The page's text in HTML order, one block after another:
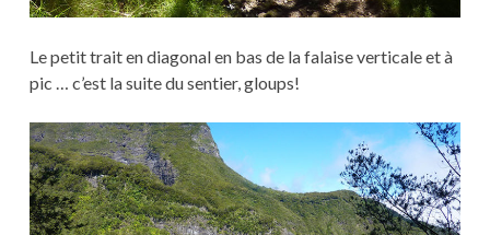
Le petit trait en diagonal en bas de la falaise verticale et à
pic … c’est la suite du sentier, gloups!